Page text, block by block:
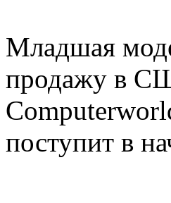
Младшая
продажу в
поступит в